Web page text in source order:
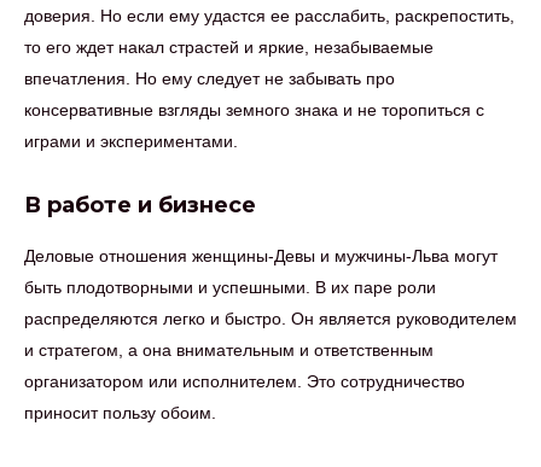
доверия. Но если ему удастся ее расслабить, раскрепостить,
то его ждет накал страстей и яркие, незабываемые
впечатления. Но ему следует не забывать про
консервативные взгляды земного знака и не торопиться с
играми и экспериментами.
В работе и бизнесе
Деловые отношения женщины-Девы и мужчины-Льва могут
быть плодотворными и успешными. В их паре роли
распределяются легко и быстро. Он является руководителем
и стратегом, а она внимательным и ответственным
организатором или исполнителем. Это сотрудничество
приносит пользу обоим.